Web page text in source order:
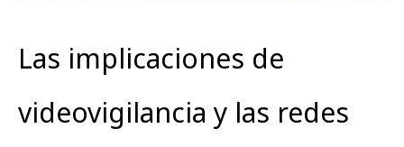
Las implicaciones de
videovigilancia y las redes